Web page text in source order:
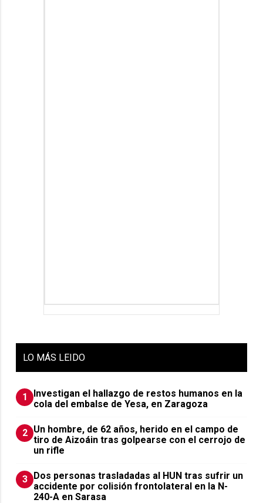
LO MÁS LEIDO
1
Investigan el hallazgo de restos humanos en la
cola del embalse de Yesa, en Zaragoza
2 Un hombre, de 62 años, herido en el campo de
tiro de Aizoáin tras golpearse con el cerrojo de
un rifle
3 ​Dos personas trasladadas al HUN tras sufrir un
accidente por colisión frontolateral en la N-
240-A en Sarasa